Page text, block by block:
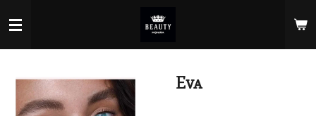
to
main
Eva